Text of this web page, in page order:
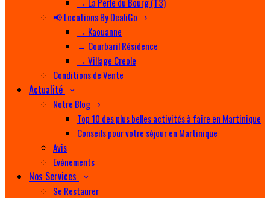
📢 Locations By DealiGo
→ Kaouanne
→ Courbaril Résidence
→ Village Creole
Conditions de Vente
Actualité
Notre Blog
Top 10 des plus belles activités à faire en Martinique
Conseils pour votre séjour en Martinique
Avis
Evénements
Nos Services
Se Restaurer